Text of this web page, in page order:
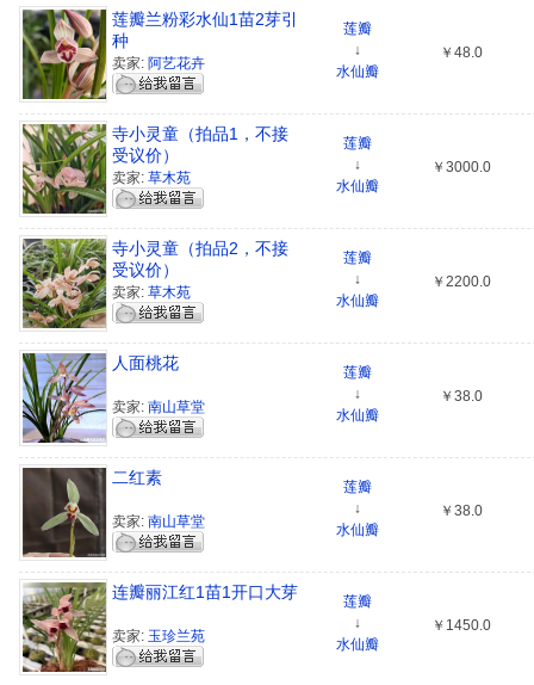
莲瓣兰粉彩水仙1苗2芽引
种
卖家: 阿艺花卉
莲瓣
↓
水仙瓣
￥48.0
寺小灵童（拍品1，不接
受议价）
卖家: 草木苑
莲瓣
↓
水仙瓣
￥3000.0
寺小灵童（拍品2，不接
受议价）
卖家: 草木苑
莲瓣
↓
水仙瓣
￥2200.0
人面桃花
卖家: 南山草堂
莲瓣
↓
水仙瓣
￥38.0
二红素
卖家: 南山草堂
莲瓣
↓
水仙瓣
￥38.0
连瓣丽江红1苗1开口大芽
卖家: 玉珍兰苑
莲瓣
↓
水仙瓣
￥1450.0